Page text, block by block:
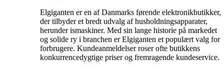
Elgiganten er en af Danmarks førende elektronikbutikker,
der tilbyder et bredt udvalg af husholdningsapparater,
herunder ismaskiner. Med sin lange historie på markedet
og solide ry i branchen er Elgiganten et populært valg for
forbrugere. Kundeanmeldelser roser ofte butikkens
konkurrencedygtige priser og fremragende kundeservice.